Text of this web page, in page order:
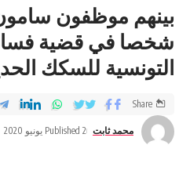
شخصا في قضية فساد
التونسية للسكك
محمد ثابت Published 2 يونيو 2020
Share